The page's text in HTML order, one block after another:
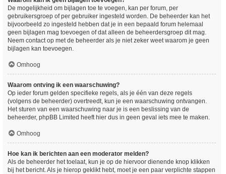
De mogelijkheid om bijlagen toe te voegen, kan per forum, per
gebruikersgroep of per gebruiker ingesteld worden. De beheerder kan het
bijvoorbeeld zo ingesteld hebben dat je in een bepaald forum helemaal
geen bijlagen mag toevoegen of dat alleen de beheerdersgroep dit mag.
Neem contact op met de beheerder als je niet zeker weet waarom je geen
bijlagen kan toevoegen.
Omhoog
Waarom ontving ik een waarschuwing?
Op ieder forum gelden specifieke regels, als je één van deze regels
(volgens de beheerder) overtreedt, kun je een waarschuwing ontvangen.
Het sturen van een waarschuwing naar je is een beslissing van de
beheerder, phpBB Limited heeft hier dus in geen geval iets mee te maken.
Omhoog
Hoe kan ik berichten aan een moderator melden?
Als de beheerder het toelaat, kun je op de hiervoor dienende knop klikken
bij het bericht. Als je hierop geklikt hebt, moet je een paar verplichte stappen